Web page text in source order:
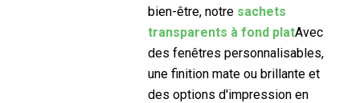
bien-être, notre sachets
transparents à fond platAvec
des fenêtres personnalisables,
une finition mate ou brillante et
des options d'impression en